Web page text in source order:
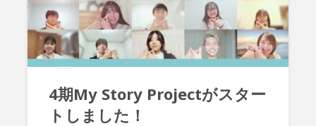
4期My Story Projectがスター
トしました！